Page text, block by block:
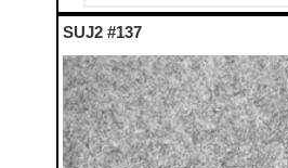
SUJ2 #137